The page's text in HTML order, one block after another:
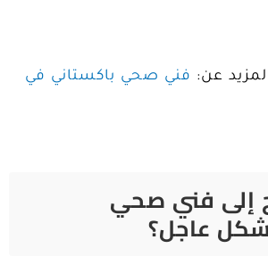
عن: فني صحي باكستاني في
إلى فني صحي
عاجل؟